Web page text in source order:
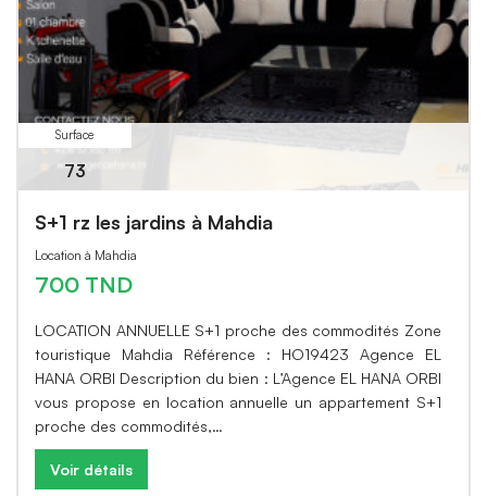
Surface
73
S+1 rz les jardins à Mahdia
Location à Mahdia
700 TND
LOCATION ANNUELLE S+1 proche des commodités Zone
touristique Mahdia Référence : HO19423 Agence EL
HANA ORBI Description du bien : L’Agence EL HANA ORBI
vous propose en location annuelle un appartement S+1
proche des commodités,…
Voir détails